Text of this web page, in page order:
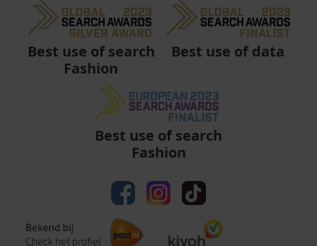
Best use of search
Fashion
Best use of data
Best use of search
Fashion